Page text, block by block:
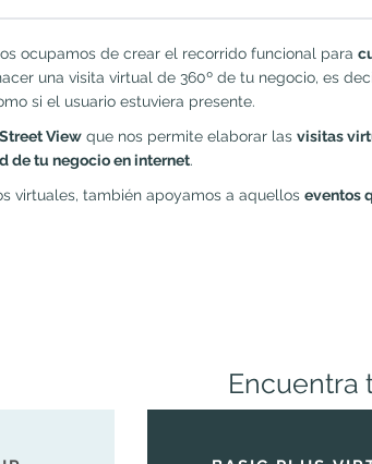
ocupamos de crear el recorrido funcional para
una visita virtual de 360º de tu negocio, es
si el usuario estuviera presente.
View que nos permite elaborar las visitas
de tu negocio en internet.
virtuales, también apoyamos a aquellos eventos
Encuentra